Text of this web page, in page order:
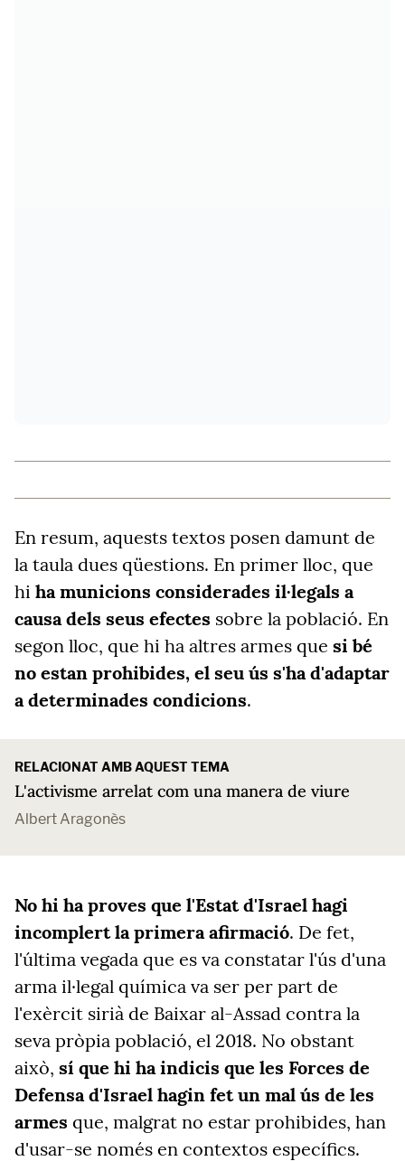
En resum, aquests textos posen damunt de
la taula dues qüestions. En primer lloc, que
hi ha municions considerades il·legals a
causa dels seus efectes sobre la població. En
segon lloc, que hi ha altres armes que si bé
no estan prohibides, el seu ús s'ha d'adaptar
a determinades condicions.
RELACIONAT AMB AQUEST TEMA
L'activisme arrelat com una manera de viure
Albert Aragonès
No hi ha proves que l'Estat d'Israel hagi
incomplert la primera afirmació. De fet,
l'última vegada que es va constatar l'ús d'una
arma il·legal química va ser per part de
l'exèrcit sirià de Baixar al-Assad contra la
seva pròpia població, el 2018. No obstant
això, sí que hi ha indicis que les Forces de
Defensa d'Israel hagin fet un mal ús de les
armes que, malgrat no estar prohibides, han
d'usar-se només en contextos específics.